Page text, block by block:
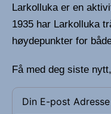
Larkolluka er en
1935 har Larkolluka
høydepunkter for
Få med deg siste